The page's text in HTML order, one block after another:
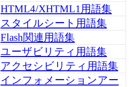
HTML4/XHTML1用語集
スタイルシート用語集
Flash関連用語集
ユーザビリティ用語集
アクセシビリティ用語集
インフォメーションアー